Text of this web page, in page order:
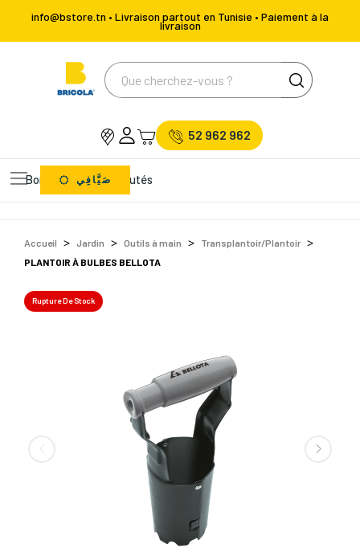
info@bstore.tn • Livraison partout en Tunisie • Paiement à la
livraison
52 962 962
Bons Plans Nouveautés
صَيَّافِي
Accueil Jardin Outils à main
Transplantoir/Plantoir
PLANTOIR À BULBES BELLOTA
Rupture De Stock